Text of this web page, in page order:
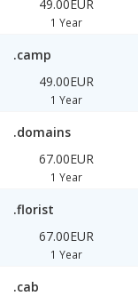
49.00EUR
1 Year
.camp
49.00EUR
1 Year
.domains
67.00EUR
1 Year
.florist
67.00EUR
1 Year
.cab